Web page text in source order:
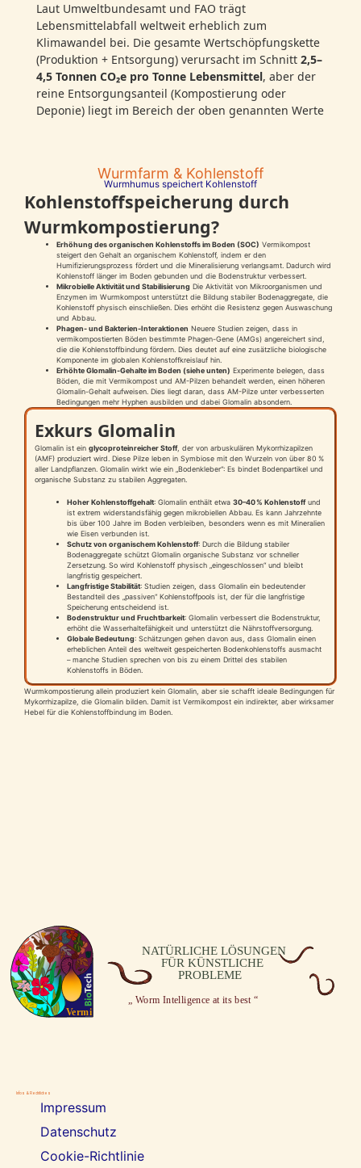
Laut Umweltbundesamt und FAO trägt
Lebensmittelabfall weltweit erheblich zum
Klimawandel bei. Die gesamte Wertschöpfungskette
(Produktion + Entsorgung) verursacht im Schnitt 2,5–
4,5 Tonnen CO₂e pro Tonne Lebensmittel, aber der
reine Entsorgungsanteil (Kompostierung oder
Deponie) liegt im Bereich der oben genannten Werte
Wurmfarm & Kohlenstoff
Wurmhumus speichert Kohlenstoff
Kohlenstoffspeicherung durch
Wurmkompostierung?
Erhöhung des organischen Kohlenstoffs im Boden (SOC) Vermikompost
steigert den Gehalt an organischem Kohlenstoff, indem er den
Humifizierungsprozess fördert und die Mineralisierung verlangsamt. Dadurch wird
Kohlenstoff länger im Boden gebunden und die Bodenstruktur verbessert.
Mikrobielle Aktivität und Stabilisierung Die Aktivität von Mikroorganismen und
Enzymen im Wurmkompost unterstützt die Bildung stabiler Bodenaggregate, die
Kohlenstoff physisch einschließen. Dies erhöht die Resistenz gegen Auswaschung
und Abbau.
Phagen- und Bakterien-Interaktionen Neuere Studien zeigen, dass in
vermikompostierten Böden bestimmte Phagen-Gene (AMGs) angereichert sind,
die die Kohlenstoffbindung fördern. Dies deutet auf eine zusätzliche biologische
Komponente im globalen Kohlenstoffkreislauf hin.
Erhöhte Glomalin-Gehalte im Boden (siehe unten) Experimente belegen, dass
Böden, die mit Vermikompost und AM-Pilzen behandelt werden, einen höheren
Glomalin-Gehalt aufweisen. Dies liegt daran, dass AM-Pilze unter verbesserten
Bedingungen mehr Hyphen ausbilden und dabei Glomalin absondern.
Exkurs Glomalin
Glomalin ist ein glycoproteinreicher Stoff, der von arbuskulären Mykorrhizapilzen
(AMF) produziert wird. Diese Pilze leben in Symbiose mit den Wurzeln von über 80 %
aller Landpflanzen. Glomalin wirkt wie ein „Bodenkleber“: Es bindet Bodenpartikel und
organische Substanz zu stabilen Aggregaten.
Hoher Kohlenstoffgehalt: Glomalin enthält etwa 30–40 % Kohlenstoffund
ist extrem widerstandsfähig gegen mikrobiellen Abbau. Es kann Jahrzehnte
bis über 100 Jahre im Boden verbleiben, besonders wenn es mit Mineralien
wie Eisen verbunden ist.
Schutz von organischem Kohlenstoff: Durch die Bildung stabiler
Bodenaggregate schützt Glomalin organische Substanz vor schneller
Zersetzung. So wird Kohlenstoff physisch „eingeschlossen“ und bleibt
langfristig gespeichert.
Langfristige Stabilität: Studien zeigen, dass Glomalin ein bedeutender
Bestandteil des „passiven“ Kohlenstoffpools ist, der für die langfristige
Speicherung entscheidend ist.
Bodenstruktur und Fruchtbarkeit: Glomalin verbessert die Bodenstruktur,
erhöht die Wasserhaltefähigkeit und unterstützt die Nährstoffversorgung.
Globale Bedeutung: Schätzungen gehen davon aus, dass Glomalin einen
erheblichen Anteil des weltweit gespeicherten Bodenkohlenstoffs ausmacht
– manche Studien sprechen von bis zu einem Drittel des stabilen
Kohlenstoffs in Böden.
Wurmkompostierung allein produziert kein Glomalin, aber sie schafft ideale Bedingungen für
Mykorrhizapilze, die Glomalin bilden. Damit ist Vermikompost ein indirekter, aber wirksamer
Hebel für die Kohlenstoffbindung im Boden.
Infos & Rechtliches
Impressum
Datenschutz
Cookie-Richtlinie